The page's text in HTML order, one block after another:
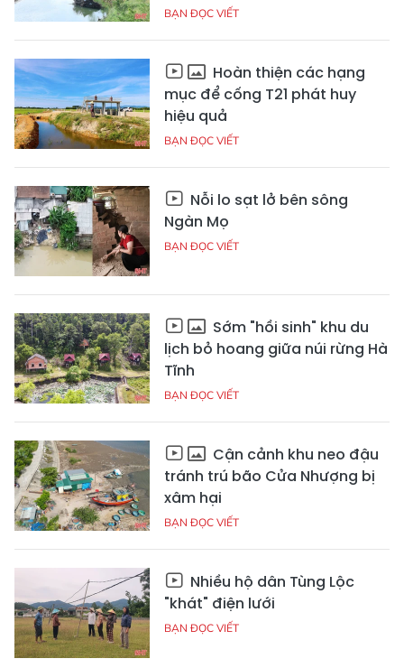
BẠN ĐỌC VIẾT
Hoàn thiện các hạng
mục để cống T21 phát huy
hiệu quả
BẠN ĐỌC VIẾT
Nỗi lo sạt lở bên sông
Ngàn Mọ
BẠN ĐỌC VIẾT
Sớm "hồi sinh" khu du
lịch bỏ hoang giữa núi rừng Hà
Tĩnh
BẠN ĐỌC VIẾT
Cận cảnh khu neo đậu
tránh trú bão Cửa Nhượng bị
xâm hại
BẠN ĐỌC VIẾT
Nhiều hộ dân Tùng Lộc
"khát" điện lưới
BẠN ĐỌC VIẾT